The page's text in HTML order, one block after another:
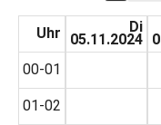
Uhr
00-01
01-02
Di
05.11.2024